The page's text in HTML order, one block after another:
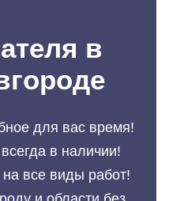
в
для вас время!
в наличии!
все виды работ!